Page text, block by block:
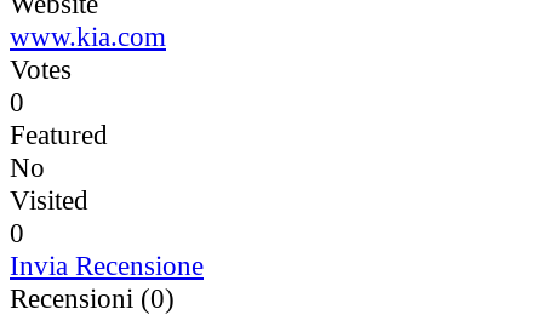
www.kia.com
Votes
0
Featured
No
Visited
0
Invia Recensione
Recensioni (0)